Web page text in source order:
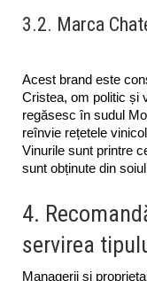
3.2. Marca
Acest brand este
Cristea, om politic și
regăsesc în sudul
reînvie rețetele
Vinurile sunt printre
sunt obținute din
4.
servirea
Managerii și